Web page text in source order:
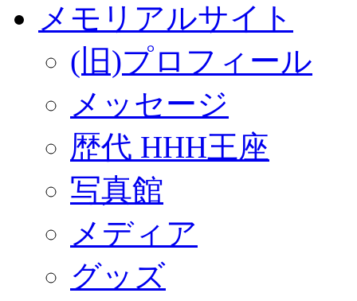
メモリアルサイト
(旧)プロフィール
メッセージ
歴代 HHH王座
写真館
メディア
グッズ